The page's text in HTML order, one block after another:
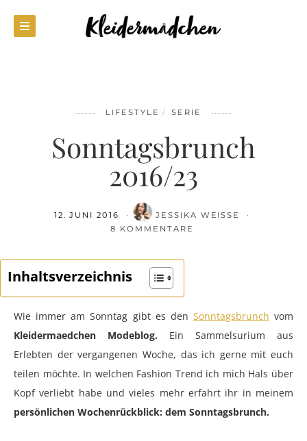
LIFESTYLE SERIE
Sonntagsbrunch
2016/23
12. JUNI 2016
JESSIKA WEISSE
8 KOMMENTARE
Inhaltsverzeichnis
Wie immer am Sonntag gibt es den Sonntagsbrunch vom
Kleidermaedchen Modeblog. Ein Sammelsurium aus
Erlebten der vergangenen Woche, das ich gerne mit euch
teilen möchte. In welchen Fashion Trend ich mich Hals über
Kopf verliebt habe und vieles mehr erfahrt ihr in meinem
persönlichen Wochenrückblick: dem Sonntagsbrunch.